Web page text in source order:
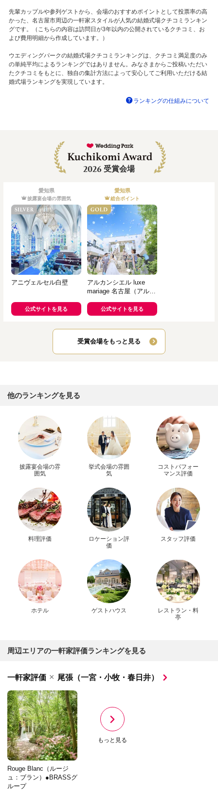
先輩カップルや参列ゲストから、会場のおすすめポイントとして投票率の高
かった、名古屋市周辺の一軒家スタイルが人気の結婚式場クチコミランキン
グです。（こちらの内容は訪問日が3年以内の公開されているクチコミ、お
よび費用明細から作成しています。）
ウエディングパークの結婚式場クチコミランキングは、クチコミ満足度のみ
の単純平均によるランキングではありません。みなさまからご投稿いただい
たクチコミをもとに、独自の集計方法によって安心してご利用いただける結
婚式場ランキングを実現しています。
ランキングの仕組みについて
2026 受賞会場
愛知県
披露宴会場の雰囲気
アニヴェルセル白壁
公式サイトを見る
愛知県
総合ポイント
アルカンシエル luxe
mariage 名古屋（アルカ
公式サイトを見る
受賞会場をもっと見る
他のランキングを見る
披露宴会場の雰
囲気
挙式会場の雰囲
気
コストパフォー
マンス評価
料理評価
ロケーション評
価
スタッフ評価
ホテル ゲストハウス
レストラン・料
亭
周辺エリアの一軒家評価ランキングを見る
一軒家評価 × 尾張（一宮・小牧・春日井）
Rouge Blanc（ルージ
ュ：ブラン）●BRASSグ
ループ
もっと見る